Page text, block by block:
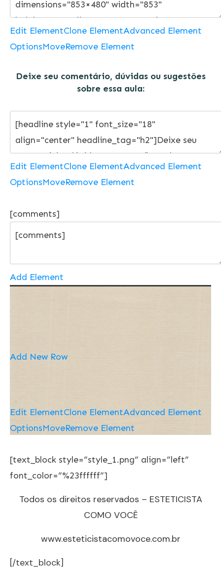
Edit ElementClone ElementAdvanced Element
OptionsMoveRemove Element
Deixe seu comentário, dúvidas ou sugestões
sobre essa aula:
Edit ElementClone ElementAdvanced Element
OptionsMoveRemove Element
[comments]
Add Element
Add New Row
Edit ElementClone ElementAdvanced Element
OptionsMoveRemove Element
[text_block style=”style_1.png” align=”left”
font_color=”%23ffffff”]
Todos os direitos reservados – ESTETICISTA
COMO VOCÊ
www.esteticistacomovoce.com.br
[/text_block]